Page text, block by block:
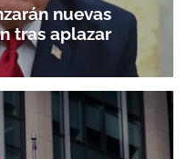
nuevas
tras aplazar